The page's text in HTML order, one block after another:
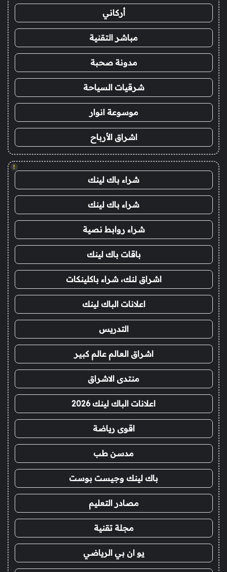
أركاني
مباشر التقنية
مدونة صحبة
شرقيات السياحة
موسوعة انوار
اشراق الأرباح
!
شراء باك لينك
شراء باك لينك
شراء روابط نصية
باقات باك لينك
اشراق لنك، شراء باكلينكات
اعلانات الباك لينك
التدريس
اشراق العالم عالم كبير
منتدى الاشراق
اعلانات الباك لينك 2026
اقوى رياضة
مدسن طب
باك لينك وجيست بوست
مصادر التعليم
مجلة تقنية
يو ان بي الرياضي